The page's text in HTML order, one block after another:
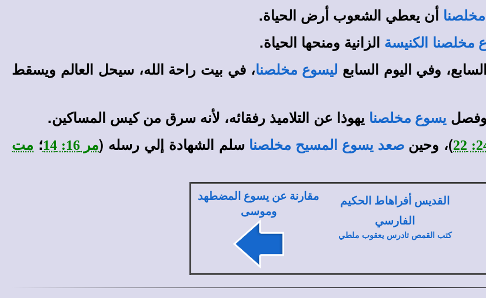
أن يعطي الشعوب أرض الحياة.
مخلصنا الكنيسة الزانية ومنحها الحياة.
وفي اليوم السابع ليسوع مخلصنا، في بيت راحة الله، سيحل العالم ويسقط
يسوع مخلصنا يهوذا عن التلاميذ رفقائه، لأنه سرق من كيس المساكين.
)، وحينصعد يسوع المسيح مخلصنا سلم الشهادة إلي رسله (مر 16: 14 ؛ مت
القديس أفراهاط الحكيم
الفارسي
كتب القمص تادرس يعقوب ملطي
مقارنة عن يسوع المضطهد
وموسى